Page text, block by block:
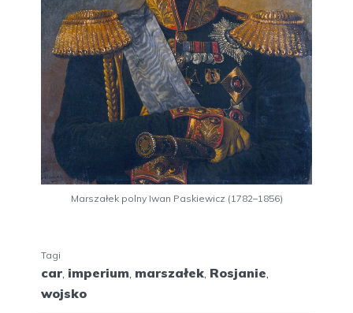
Marszałek polny Iwan Paskiewicz (1782–1856)
Tagi
car, imperium, marszałek, Rosjanie,
wojsko